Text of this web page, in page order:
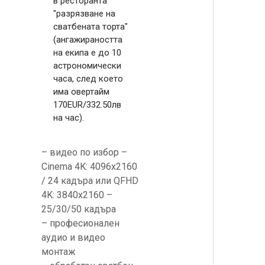
"разрязване на
сватбената торта"
(ангажираността
на екипа e до 10
астрономически
часа, след което
има овертайм
170EUR/332.50лв
на час).
– видео по избор –
Cinema 4K: 4096x2160
/ 24 кадъра или QFHD
4K: 3840x2160 –
25/30/50 кадъра
– професионален
аудио и видео
монтаж